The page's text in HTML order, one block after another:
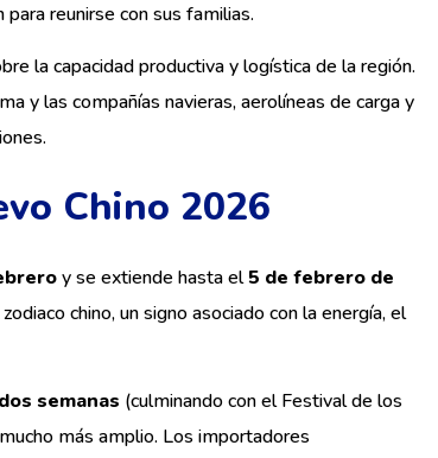
reunirse con sus familias.
la capacidad productiva y logística de la región.
y las compañías navieras, aerolíneas de carga y
Chino 2026
y se extiende hasta el5 de febrero de
chino, un signo asociado con la energía, el
semanas (culminando con el Festival de los
más amplio. Los importadores